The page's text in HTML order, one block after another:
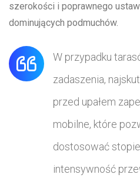
szerokości i poprawnego
dominujących podmuchów.
W przypadku
zadaszenia,
przed upałem
mobilne, które
dostosować
intensywność